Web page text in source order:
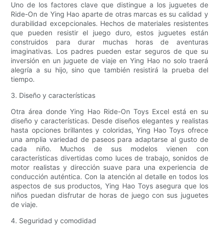
Uno de los factores clave que distingue a los juguetes de
Ride-On de Ying Hao aparte de otras marcas es su calidad y
durabilidad excepcionales. Hechos de materiales resistentes
que pueden resistir el juego duro, estos juguetes están
construidos para durar muchas horas de aventuras
imaginativas. Los padres pueden estar seguros de que su
inversión en un juguete de viaje en Ying Hao no solo traerá
alegría a su hijo, sino que también resistirá la prueba del
tiempo.
3. Diseño y características
Otra área donde Ying Hao Ride-On Toys Excel está en su
diseño y características. Desde diseños elegantes y realistas
hasta opciones brillantes y coloridas, Ying Hao Toys ofrece
una amplia variedad de paseos para adaptarse al gusto de
cada niño. Muchos de sus modelos vienen con
características divertidas como luces de trabajo, sonidos de
motor realistas y dirección suave para una experiencia de
conducción auténtica. Con la atención al detalle en todos los
aspectos de sus productos, Ying Hao Toys asegura que los
niños puedan disfrutar de horas de juego con sus juguetes
de viaje.
4. Seguridad y comodidad